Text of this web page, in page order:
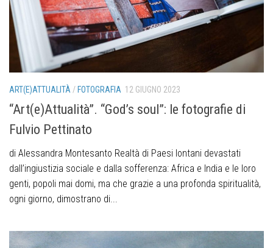
ART(E)ATTUALITÀ /FOTOGRAFIA 12 GIUGNO 2023
“Art(e)Attualità”. “God’s soul”: le fotografie di
Fulvio Pettinato
di Alessandra Montesanto Realtà di Paesi lontani devastati
dall’ingiustizia sociale e dalla sofferenza: Africa e India e le loro
genti, popoli mai domi, ma che grazie a una profonda spiritualità,
ogni giorno, dimostrano di...